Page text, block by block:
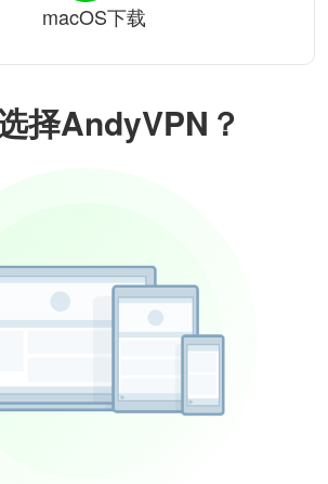
择AndyVPN？
macOS下载